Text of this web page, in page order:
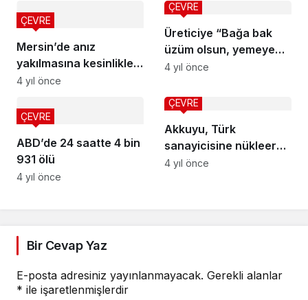
Mersin’de anız
yakılmasına kesinlikle
izin verilmeyecek
ÇEVRE
4 yıl önce
Üreticiye “Bağa bak
üzüm olsun, yemeye
yüzün olsun” eğitimi
ÇEVRE
4 yıl önce
ABD’de 24 saatte 4 bin
931 ölü
ÇEVRE
4 yıl önce
Akkuyu, Türk
sanayicisine nükleer
dünyanın kapısını
ÇEVRE
4 yıl önce
Bir Cevap Yaz
E-posta adresiniz yayınlanmayacak. Gerekli alanlar
* ile işaretlenmişlerdir